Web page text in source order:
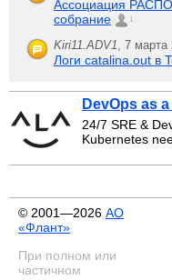
Ассоциация РАСПО
собрание
1
Kiri11.ADV1 7 марта
Логи catalina.out в
DevOps as
24/7 SRE &
Kubernetes
© 2001—2026 АО
«Флант»
При полном или
частичном